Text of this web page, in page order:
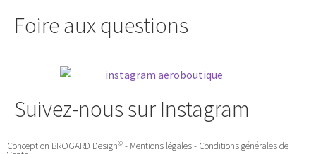
Foire aux questions
Suivez-nous sur Instagram
Conception BROGARD Design© - Mentions légales- Conditions générales de